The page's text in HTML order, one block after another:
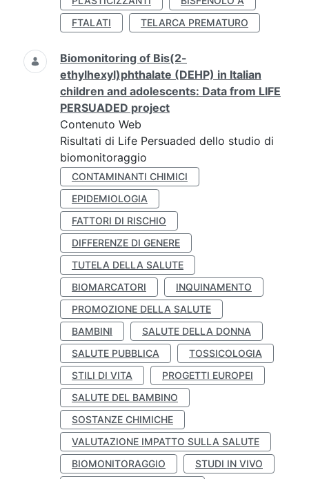
FTALATI
TELARCA PREMATURO
Biomonitoring of Bis(2-
ethylhexyl)phthalate (DEHP) in Italian
children and adolescents: Data from LIFE
PERSUADED project
Contenuto Web
Risultati di Life Persuaded dello studio di
biomonitoraggio
CONTAMINANTI CHIMICI
EPIDEMIOLOGIA
FATTORI DI RISCHIO
DIFFERENZE DI GENERE
TUTELA DELLA SALUTE
BIOMARCATORI
INQUINAMENTO
PROMOZIONE DELLA SALUTE
BAMBINI
SALUTE DELLA DONNA
SALUTE PUBBLICA
TOSSICOLOGIA
STILI DI VITA
PROGETTI EUROPEI
SALUTE DEL BAMBINO
SOSTANZE CHIMICHE
VALUTAZIONE IMPATTO SULLA SALUTE
BIOMONITORAGGIO
STUDI IN VIVO